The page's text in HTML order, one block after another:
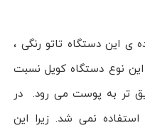
ی این دستگاه تاتو رنگی ،
نوع دستگاه کویل نسبت
تر به پوست می رود. در
نمی شد. زیرا این